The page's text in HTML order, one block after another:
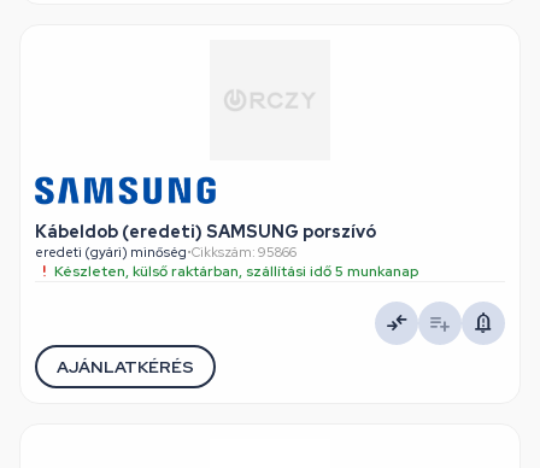
Kábeldob (eredeti) SAMSUNG porszívó
eredeti (gyári) minőség•Cikkszám: 95866
Készleten, külső raktárban, szállítási idő 5 munkanap
AJÁNLATKÉRÉS